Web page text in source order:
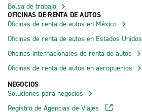
Bolsa de trabajo
OFICINAS DE RENTA DE AUTOS
Oficinas de renta de autos en México
Oficinas de renta de autos en Estados Unidos
Oficinas internacionales de renta de autos
Oficinas de renta de autos en aeropuertos
NEGOCIOS
Soluciones para negocios
Registro de Agencias de Viajes